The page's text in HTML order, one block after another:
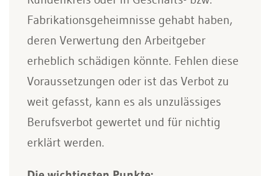
Fabrikationsgeheimnisse gehabt haben,
deren Verwertung den Arbeitgeber
erheblich schädigen könnte. Fehlen diese
Voraussetzungen oder ist das Verbot zu
weit gefasst, kann es als unzulässiges
Berufsverbot gewertet und für nichtig
erklärt werden.